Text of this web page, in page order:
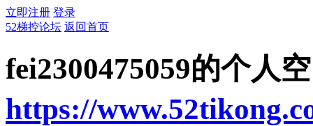
立即注册 登录
52梯控论坛 返回首页
fei2300475059的个人
https://